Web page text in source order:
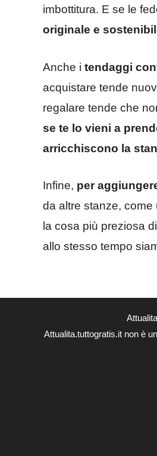
imbottitura. E se le
originale e
Anche i tendaggi
acquistare tende
regalare tende che
se te lo vieni a
arricchiscono la
Infine, per
da altre stanze, come
la cosa più preziosa
allo stesso tempo
Attualita.tuttogratis.it non è